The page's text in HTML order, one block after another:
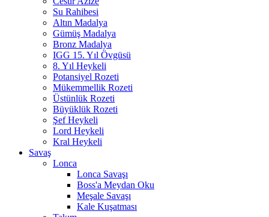
Su Rahibesi
Altın Madalya
Gümüş Madalya
Bronz Madalya
IGG 15. Yıl Övgüsü
8. Yıl Heykeli
Potansiyel Rozeti
Mükemmellik Rozeti
Üstünlük Rozeti
Büyüklük Rozeti
Şef Heykeli
Lord Heykeli
Kral Heykeli
Savaş
Lonca
Lonca Savaşı
Boss'a Meydan Oku
Meşale Savaşı
Kale Kuşatması